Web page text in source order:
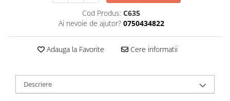
Cod Produs: C635
Ai nevoie de ajutor? 0750434822
Adauga la Favorite Cere informatii
Descriere